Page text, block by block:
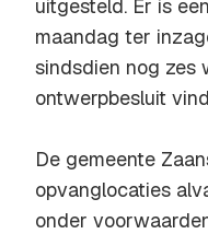
uitgesteld. Er is
maandag ter
sindsdien nog zes
ontwerpbesluit
De gemeente
opvanglocaties
onder